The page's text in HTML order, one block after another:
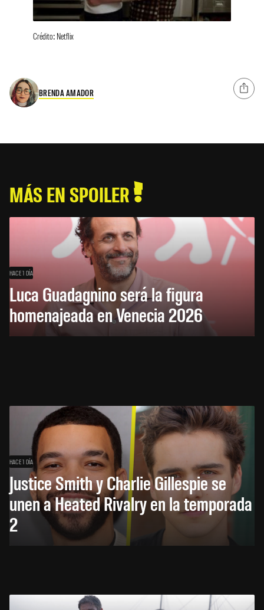
Crédito: Netflix
BRENDA AMADOR
MÁS EN SPOILER
HACE 1 DÍA
Luca Guadagnino será la figura
homenajeada en Venecia 2026
HACE 1 DÍA
Justice Smith y Charlie Gillespie se
unen a Heated Rivalry en la temporada
2